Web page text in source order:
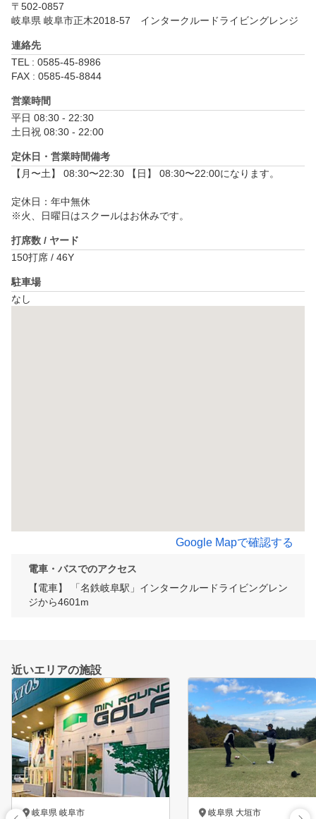
〒502-0857
岐阜県 岐阜市正木2018-57　インタークルードライビングレンジ
連絡先
TEL : 0585-45-8986
FAX : 0585-45-8844
営業時間
平日 08:30 - 22:30
土日祝 08:30 - 22:00
定休日・営業時間備考
【月〜土】 08:30〜22:30 【日】 08:30〜22:00になります。
定休日：年中無休
※火、日曜日はスクールはお休みです。
打席数 / ヤード
150打席 / 46Y
駐車場
なし
Google Mapで確認する
電車・バスでのアクセス
【電車】 「名鉄岐阜駅」インタークルードライビングレン
ジから4601m
近いエリアの施設
岐阜県 岐阜市 岐阜県 大垣市